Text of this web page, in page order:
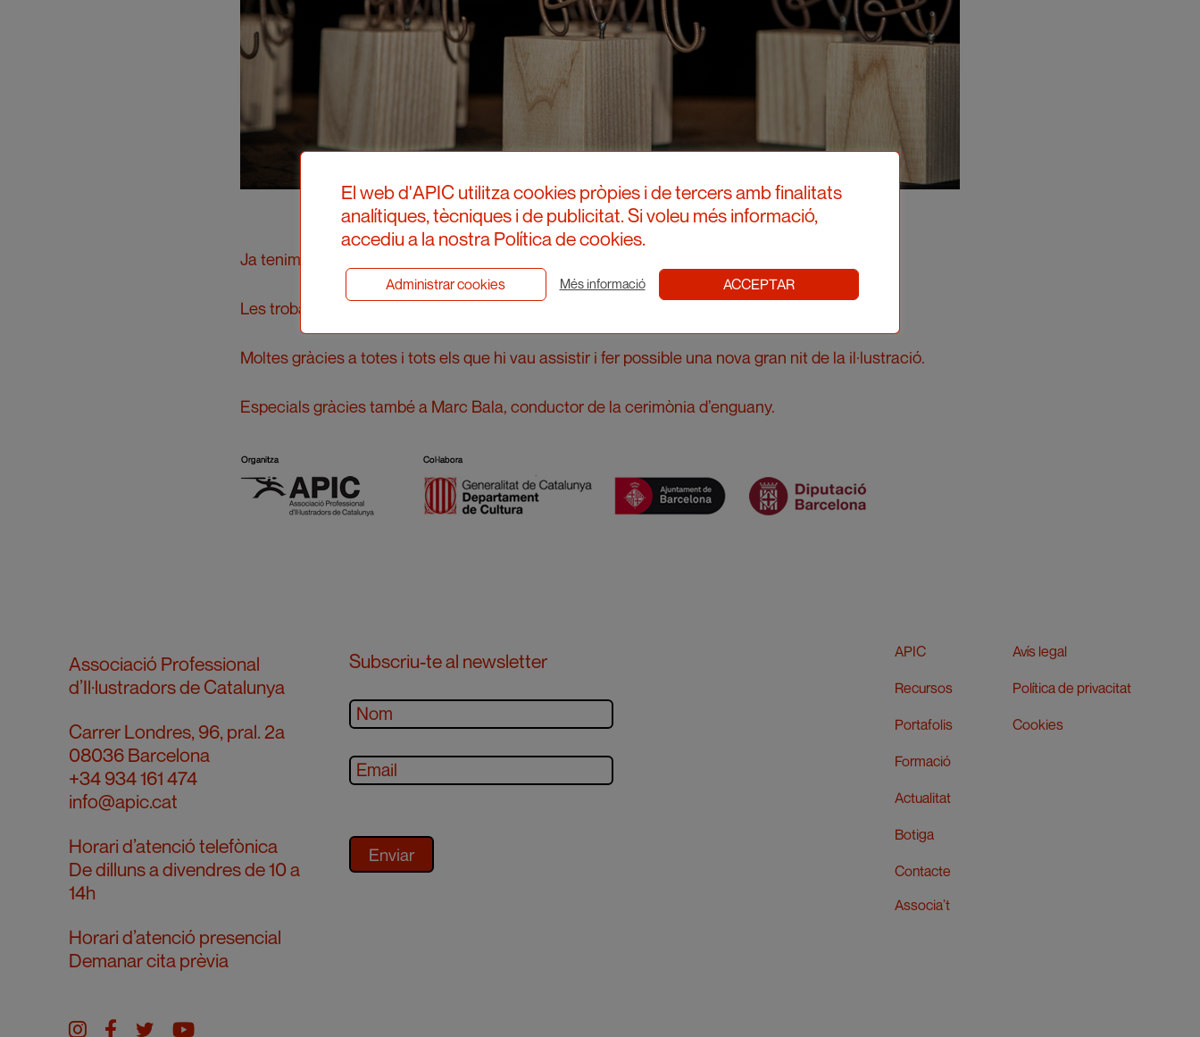
Ja tenim les imatges de la gala dels Junceda 2023.
Les trobaràs
Moltes gràcies a totes i tots els que hi vau assistir i fer possible una nova gran nit de la il·lustració.
Especials gràcies també a Marc Bala, conductor de la cerimònia d’enguany.
Associació Professional
d’Il·lustradors de Catalunya
Carrer Londres, 96, pral. 2a
08036 Barcelona
+34 934 161 474
info@apic.cat
Horari d’atenció telefònica
De dilluns a divendres de 10 a
14h
Horari d’atenció presencial
Demanar cita prèvia
Instagramfacebook
twitteryoutube
Subscriu-te al newsletter APIC
Recursos
Portafolis
Formació
Actualitat
Botiga
Contacte
Associa’t
Avís legal
Política de privacitat
Cookies
El web d'APIC utilitza cookies pròpies i de tercers amb finalitats
analítiques, tècniques i de publicitat. Si voleu més informació,
accediu a la nostra Política de cookies.
Administrar cookies Més informació ACCEPTAR